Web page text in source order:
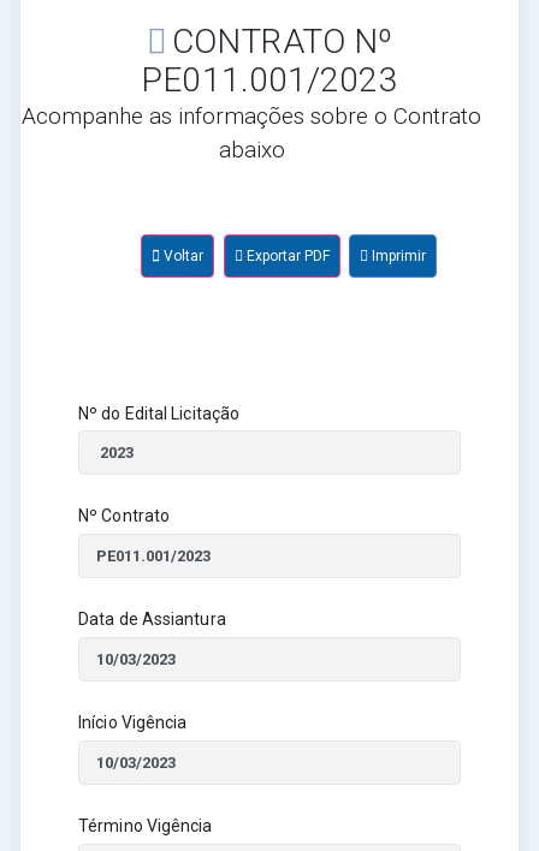
CONTRATO Nº
PE011.001/2023
Acompanhe as informações sobre o Contrato
abaixo
Voltar Exportar PDF Imprimir
Nº do Edital Licitação
Nº Contrato
Data de Assiantura
Início Vigência
Término Vigência